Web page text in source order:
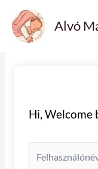
content
Alvó
Hi, Welcome